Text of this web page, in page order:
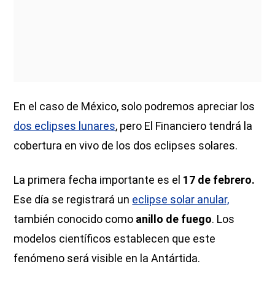
En el caso de México, solo podremos apreciar los
dos eclipses lunares, pero El Financiero tendrá la
cobertura en vivo de los dos eclipses solares.
La primera fecha importante es el 17 de febrero.
Ese día se registrará un eclipse solar anular,
también conocido como anillo de fuego. Los
modelos científicos establecen que este
fenómeno será visible en la Antártida.